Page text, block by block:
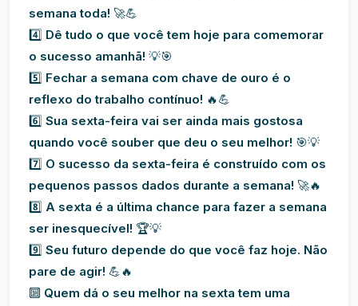
semana toda! 🚀💪
4️⃣ Dê tudo o que você tem hoje para comemorar
o sucesso amanhã! 💡🎯
5️⃣ Fechar a semana com chave de ouro é o
reflexo do trabalho contínuo! 🔥💪
6️⃣ Sua sexta-feira vai ser ainda mais gostosa
quando você souber que deu o seu melhor! 🎯💡
7️⃣ O sucesso da sexta-feira é construído com os
pequenos passos dados durante a semana! 🚀🔥
8️⃣ A sexta é a última chance para fazer a semana
ser inesquecível! 🏆💡
9️⃣ Seu futuro depende do que você faz hoje. Não
pare de agir! 💪🔥
🔟 Quem dá o seu melhor na sexta tem uma